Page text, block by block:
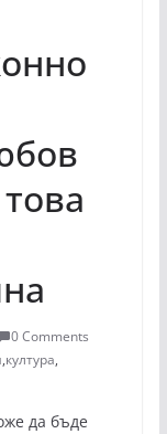
0 Comments
,култура,
да бъде